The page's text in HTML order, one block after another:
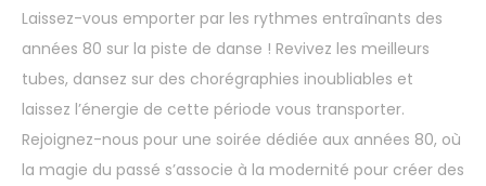
Laissez-vous emporter par les rythmes entraînants des
années 80 sur la piste de danse ! Revivez les meilleurs
tubes, dansez sur des chorégraphies inoubliables et
laissez l’énergie de cette période vous transporter.
Rejoignez-nous pour une soirée dédiée aux années 80, où
la magie du passé s’associe à la modernité pour créer des